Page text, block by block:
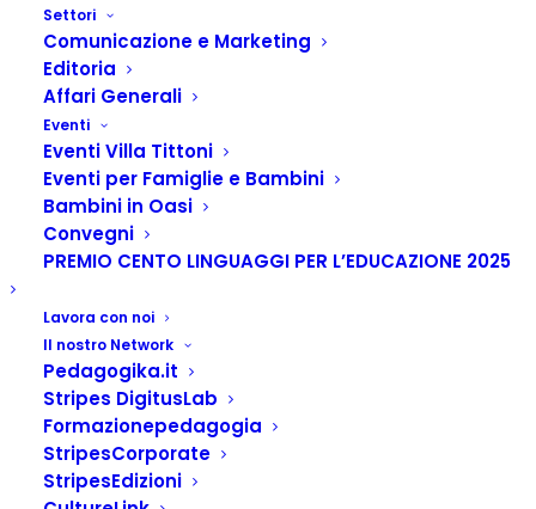
Settori
Comunicazione e Marketing
Editoria
Affari Generali
Eventi
Eventi Villa Tittoni
Eventi per Famiglie e Bambini
Bambini in Oasi
Convegni
PREMIO CENTO LINGUAGGI PER L’EDUCAZIONE 2025
Lavora con noi
Il nostro Network
Pedagogika.it
Stripes DigitusLab
Formazionepedagogia
StripesCorporate
StripesEdizioni
Categoria Bambini in Oasi 2021
Condividi
MUSICA IN NATURA